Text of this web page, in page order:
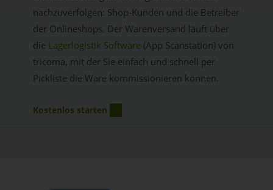
nachzuverfolgen: Shop-Kunden und die Betreiber
der Onlineshops. Der Warenversand läuft über
die Lagerlogistik Software(App Scanstation) von
tricoma, mit der Sie einfach und schnell per
Pickliste die Ware kommissionieren können.
Kostenlos starten